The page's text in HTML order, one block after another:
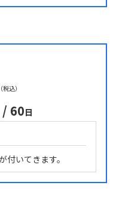
（税込）
/ 60日
いてきます。